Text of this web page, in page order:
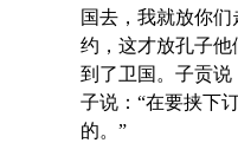
国去，我就放你
约，这才放孔子
到了卫国。子贡说
子说：“在要挟下
的。”